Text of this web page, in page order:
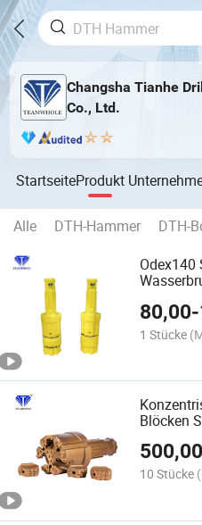
Changsha Tianhe
Co., Ltd.
StartseiteProdukt
Alle DTH-Hammer DTH-
Odex140
Hülse
80,00-
1 Stücke
Blöcken
500,00
10 Stücke